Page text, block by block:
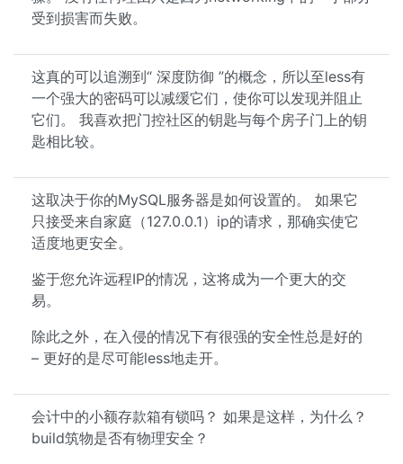
受到损害而失败。
这真的可以追溯到“ 深度防御 ”的概念，所以至less有
一个强大的密码可以减缓它们，使你可以发现并阻止
它们。 我喜欢把门控社区的钥匙与每个房子门上的钥
匙相比较。
这取决于你的MySQL服务器是如何设置的。 如果它
只接受来自家庭（127.0.0.1）ip的请求，那确实使它
适度地更安全。
鉴于您允许远程IP的情况，这将成为一个更大的交
易。
除此之外，在入侵的情况下有很强的安全性总是好的
– 更好的是尽可能less地走开。
会计中的小额存款箱有锁吗？ 如果是这样，为什么？
build筑物是否有物理安全？